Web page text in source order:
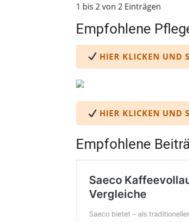
1 bis 2 von 2 Einträgen
Empfohlene
HIER KLICKEN UND
HIER KLICKEN UND
Empfohlene